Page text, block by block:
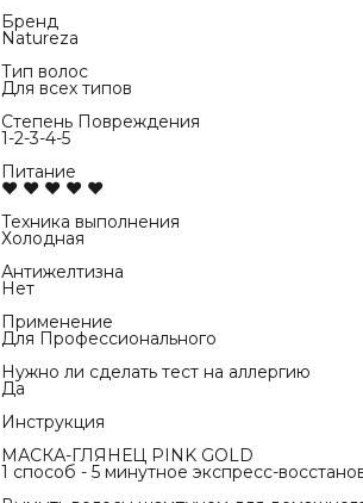
Бренд
Natureza
Тип волос
Для всех типов
Степень Повреждения
1-2-3-4-5
Питание
♥ ♥ ♥ ♥ ♥
Техника выполнения
Холодная
Антижелтизна
Нет
Применение
Для Профессионального
Нужно ли сделать тест на аллергию
Да
Инструкция
МАСКА-ГЛЯНЕЦ PINK GOLD
1 способ - 5 минутное экспресс-